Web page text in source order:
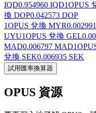
IQD0.954960 IQD1OPUS
換 DOP0.042573 DOP
1OPUS 兌換 MYR
UYU1OPUS 兌換 GEL
MAD0.006797 MAD
兌換 SEK0.006935 SEK
試用匯率換算器
OPUS 資源